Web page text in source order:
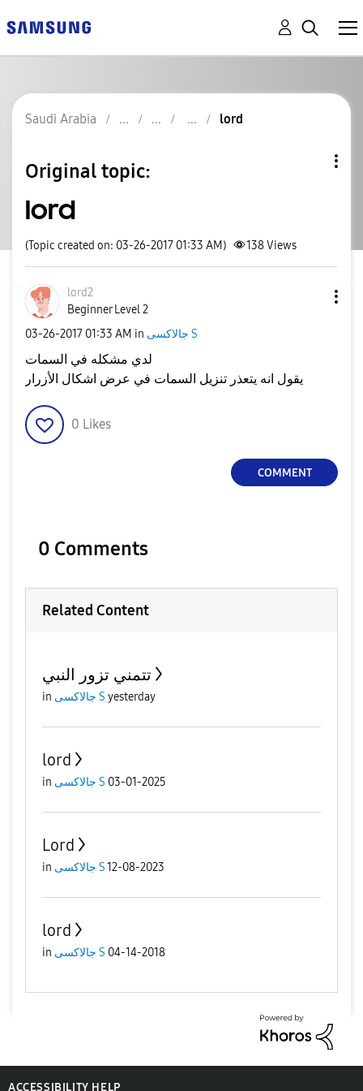
Saudi Arabia lord
Original topic:
lord
(Topic created on: 03-26-2017 01:33 AM) 138Views
lord2
Beginner Level 2
‎03-26-2017 01:33 AM in جالاكسى S
لدي مشكله في السمات
يقول انه يتعذر تنزيل السمات في عرض اشكال الأزرار
0 Likes
COMMENT
0 Comments
Related Content
تتمني تزور النبي
in جالاكسى S yesterday
lord
in جالاكسى S 03-01-2025
Lord
in جالاكسى S12-08-2023
lord
in جالاكسى S 04-14-2018
ACCESSIBILITY HELP